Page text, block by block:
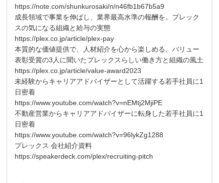
https://note.com/shunkurosaki/n/n46fb1b67b5a9
成長領域で事業を伸ばし、業界最高水準の報酬を。プレック
スの気になる組織と給与の実態
https://plex.co.jp/article/plex-pay
本質的な価値提供で、人材紹介を心から楽しめる。バリュー
表彰受賞の3人に聞いたプレックスらしい働き方と組織の風土
https://plex.co.jp/article/value-award2023
未経験からキャリアアドバイザーとして活躍する若手社員に1
日密着
https://www.youtube.com/watch?v=nEMtj2MjiPE
不動産営業からキャリアアドバイザーに転身した若手社員に1
日密着
https://www.youtube.com/watch?v=96lykZg1288
プレックス 会社紹介資料
https://speakerdeck.com/plex/recruiting-pitch